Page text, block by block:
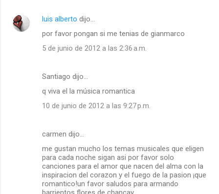
luis alberto dijo…
por favor pongan si me tenias de gianmarco
5 de junio de 2012 a las 2:36 a.m.
Santiago dijo…
q viva el la música romantica
10 de junio de 2012 a las 9:27 p.m.
carmen dijo…
me gustan mucho los temas musicales que eligen
para cada noche sigan asi por favor solo
canciones para el amor que nacen del alma con la
inspiracion del corazon y el fuego de la pasion ¡que
romantico!un favor saludos para armando